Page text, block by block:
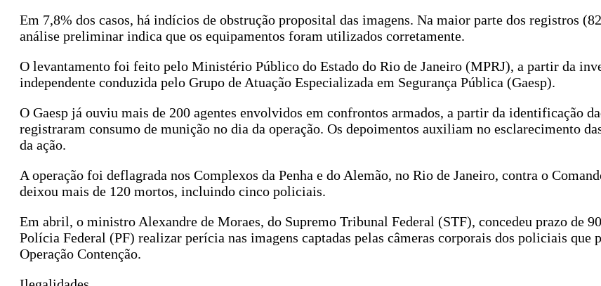
Em 7,8% dos casos, há indícios de obstrução proposital das imagens. Na maior parte dos registros
análise preliminar indica que os equipamentos foram utilizados corretamente.
O levantamento foi feito pelo Ministério Público do Estado do Rio de Janeiro (MPRJ), a partir da
independente conduzida pelo Grupo de Atuação Especializada em Segurança Pública (Gaesp).
O Gaesp já ouviu mais de 200 agentes envolvidos em confrontos armados, a partir da identificação
registraram consumo de munição no dia da operação. Os depoimentos auxiliam no esclarecimento
da ação.
A operação foi deflagrada nos Complexos da Penha e do Alemão, no Rio de Janeiro, contra o
deixou mais de 120 mortos, incluindo cinco policiais.
Em abril, o ministro Alexandre de Moraes, do Supremo Tribunal Federal (STF), concedeu prazo de
Polícia Federal (PF) realizar perícia nas imagens captadas pelas câmeras corporais dos policiais que
Operação Contenção.